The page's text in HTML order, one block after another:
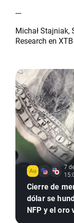
---
Michał Stajniak,
Research en XTB
7
Cierre de
dólar se
NFP y el oro